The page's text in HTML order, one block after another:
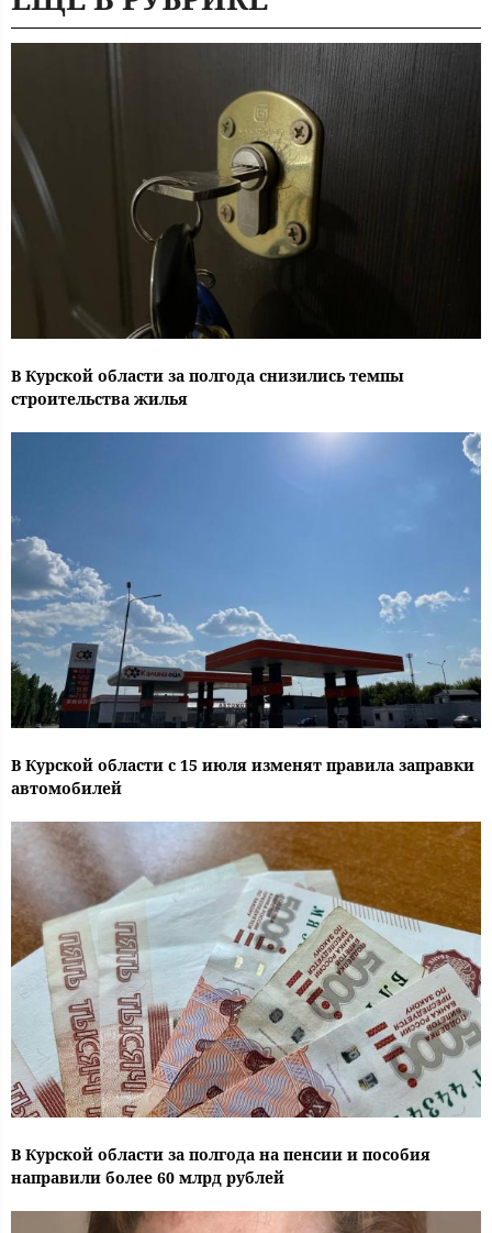
В Курской области за полгода снизились темпы
строительства жилья
В Курской области с 15 июля изменят правила заправки
автомобилей
В Курской области за полгода на пенсии и пособия
направили более 60 млрд рублей